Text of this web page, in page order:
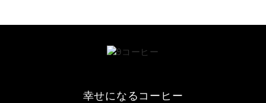
幸せになるコーヒー